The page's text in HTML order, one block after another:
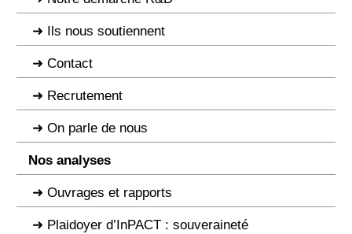
Ils nous soutiennent
Contact
Recrutement
On parle de nous
Nos analyses
Ouvrages et rapports
Plaidoyer d’InPACT : souveraineté